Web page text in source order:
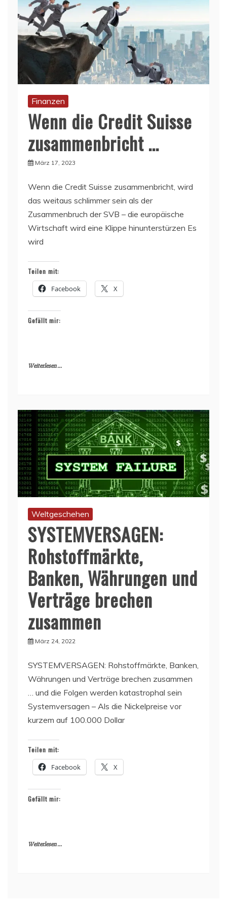
Finanzen
Wenn die Credit Suisse
zusammenbricht …
März 17, 2023
Wenn die Credit Suisse zusammenbricht, wird
das weitaus schlimmer sein als der
Zusammenbruch der SVB – die europäische
Wirtschaft wird eine Klippe hinunterstürzen Es
wird
Teilen mit:
Facebook X
Gefällt mir:
Weiterlesen ...
Weltgeschehen
SYSTEMVERSAGEN:
Rohstoffmärkte,
Banken, Währungen und
Verträge brechen
zusammen
März 24, 2022
SYSTEMVERSAGEN: Rohstoffmärkte, Banken,
Währungen und Verträge brechen zusammen
… und die Folgen werden katastrophal sein
Systemversagen – Als die Nickelpreise vor
kurzem auf 100.000 Dollar
Teilen mit:
Facebook X
Gefällt mir:
Weiterlesen ...